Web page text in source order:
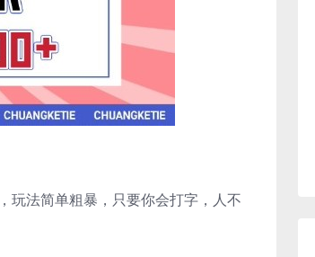
玩法简单粗暴，只要你会打字，人不